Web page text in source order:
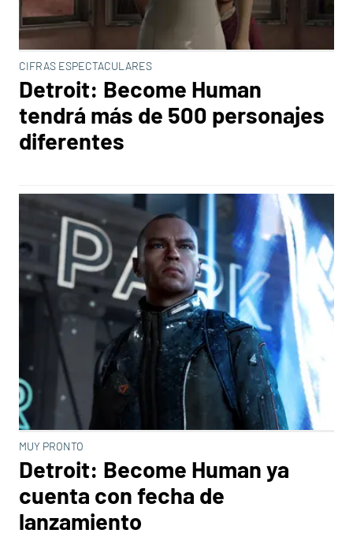
CIFRAS ESPECTACULARES
Detroit: Become Human
tendrá más de 500 personajes
diferentes
MUY PRONTO
Detroit: Become Human ya
cuenta con fecha de
lanzamiento